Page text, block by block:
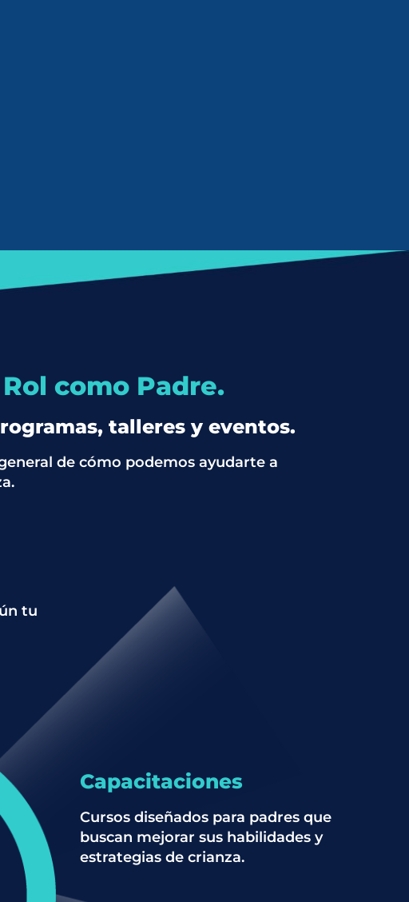
como Padre.
talleres y eventos.
de cómo podemos ayudarte a
tu
Capacitaciones
Cursos diseñados para padres que
buscan mejorar sus habilidades y
estrategias de crianza.